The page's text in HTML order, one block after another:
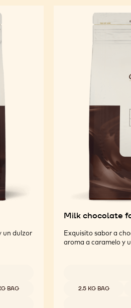
un dulzor
BAG
Milk chocolate
Exquisito sabor a
aroma a caramelo y
Tamaños disponibles
2.5 KG BAG